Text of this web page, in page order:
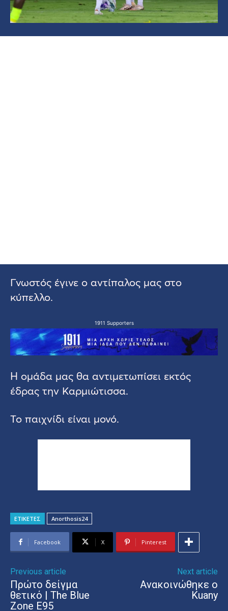
Γνωστός έγινε ο αντίπαλος μας στο
κύπελλο.
1911 Supporters
Η ομάδα μας θα αντιμετωπίσει εκτός
έδρας την Καρμιώτισσα.
Το παιχνίδι είναι μονό.
ΕΤΙΚΕΤΕΣ Anorthosis24
Facebook X Pinterest
Previous article
Πρώτο δείγμα
θετικό | The Blue
Zone E95
Next article
Ανακοινώθηκε ο
Kuany